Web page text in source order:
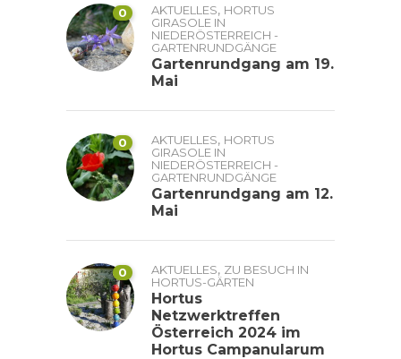
0 AKTUELLES, HORTUS
GIRASOLE IN
NIEDERÖSTERREICH -
GARTENRUNDGÄNGE
Gartenrundgang am 19.
Mai
0 AKTUELLES, HORTUS
GIRASOLE IN
NIEDERÖSTERREICH -
GARTENRUNDGÄNGE
Gartenrundgang am 12.
Mai
0 AKTUELLES, ZU BESUCH IN
HORTUS-GÄRTEN
Hortus
Netzwerktreffen
Österreich 2024 im
Hortus Campanularum